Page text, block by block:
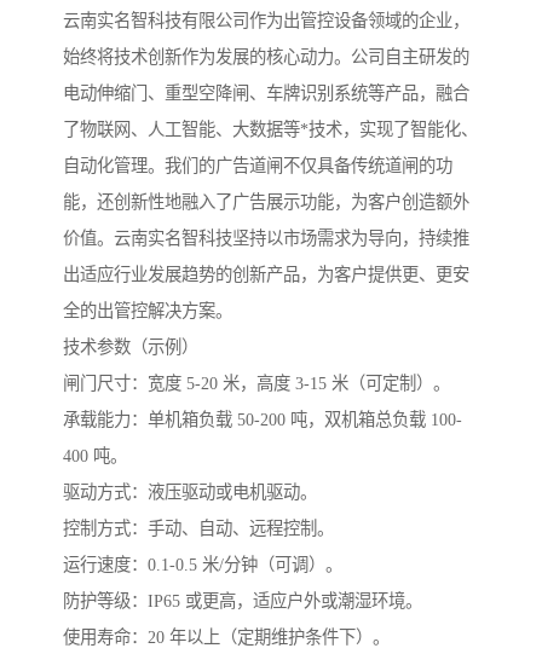
云南实名智科技有限公司作为出管控设备领域的企业，
始终将技术创新作为发展的核心动力。公司自主研发的
电动伸缩门、重型空降闸、车牌识别系统等产品，融合
了物联网、人工智能、大数据等*技术，实现了智能化、
自动化管理。我们的广告道闸不仅具备传统道闸的功
能，还创新性地融入了广告展示功能，为客户创造额外
价值。云南实名智科技坚持以市场需求为导向，持续推
出适应行业发展趋势的创新产品，为客户提供更、更安
全的出管控解决方案。
技术参数（示例）
闸门尺寸：宽度 5-20 米，高度 3-15 米（可定制）。
承载能力：单机箱负载 50-200 吨，双机箱总负载 100-
400 吨。
驱动方式：液压驱动或电机驱动。
控制方式：手动、自动、远程控制。
运行速度：0.1-0.5 米/分钟（可调）。
防护等级：IP65 或更高，适应户外或潮湿环境。
使用寿命：20 年以上（定期维护条件下）。